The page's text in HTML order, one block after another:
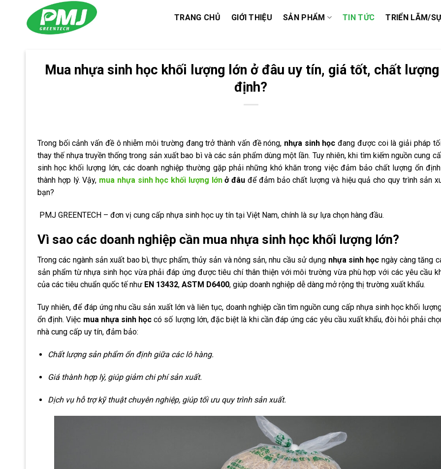
TRANG CHỦ GIỚI THIỆU SẢN PHẨM TIN TỨC TRIỂN LÃM/
Mua nhựa sinh học khối lượng lớn ở đâu uy tín, giá tốt, chất lượng
định?
Trong bối cảnh vấn đề ô nhiễm môi trường đang trở thành vấn đề nóng, nhựa sinh học đang được coi là giải pháp
thay thế nhựa truyền thống trong sản xuất bao bì và các sản phẩm dùng một lần. Tuy nhiên, khi tìm kiếm nguồn cung
sinh học khối lượng lớn, các doanh nghiệp thường gặp phải những khó khăn trong việc đảm bảo chất lượng ổn
thành hợp lý. Vậy, mua nhựa sinh học khối lượng lớnở đâu để đảm bảo chất lượng và hiệu quả cho quy trình sản
bạn?
PMJ GREENTECH – đơn vị cung cấp nhựa sinh học uy tín tại Việt Nam, chính là sự lựa chọn hàng đầu.
Vì sao các doanh nghiệp cần mua nhựa sinh học khối lượng lớn?
Trong các ngành sản xuất bao bì, thực phẩm, thủy sản và nông sản, nhu cầu sử dụng nhựa sinh học ngày càng tăng
sản phẩm từ nhựa sinh học vừa phải đáp ứng được tiêu chí thân thiện với môi trường vừa phù hợp với các yêu cầu
của các tiêu chuẩn quốc tế như EN 13432, ASTM D6400, giúp doanh nghiệp dễ dàng mở rộng thị trường xuất khẩu.
Tuy nhiên, để đáp ứng nhu cầu sản xuất lớn và liên tục, doanh nghiệp cần tìm nguồn cung cấp nhựa sinh học khối
ổn định. Việc mua nhựa sinh học có số lượng lớn, đặc biệt là khi cần đáp ứng các yêu cầu xuất khẩu, đòi hỏi phải
nhà cung cấp uy tín, đảm bảo:
Chất lượng sản phẩm ổn định giữa các lô hàng.
Giá thành hợp lý, giúp giảm chi phí sản xuất.
Dịch vụ hỗ trợ kỹ thuật chuyên nghiệp, giúp tối ưu quy trình sản xuất.